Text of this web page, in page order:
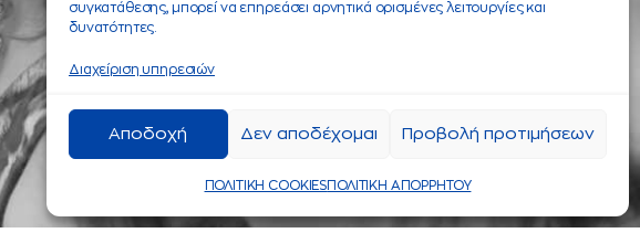
συγκατάθεσης, μπορεί να επηρεάσει αρνητικά ορισμένες λειτουργίες και
δυνατότητες.
Διαχείριση υπηρεσιών
Αποδοχή Δεν αποδέχομαι Προβολή προτιμήσεων
ΠΟΛΙΤΙΚΗ COOKIESΠΟΛΙΤΙΚΗ ΑΠΟΡΡΗΤΟΥ